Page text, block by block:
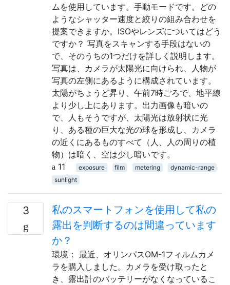
ムを使用しています。手動モードです。どの
ようなシャッター速度と絞りの組み合わせを
提案できますか。ISOやレンズについてはどう
ですか？ 写真をスキャンする手段はないの
で、そのうちの1つだけを詳しく説明します。
写真は、カメラが太陽光に向けられ、人物が
写真の左側にあるように構成されています。
太陽がちょうど昇り、午前7時ごろで、地平線
より少し上にあります。出力画像も暗いの
で、人もそうですが、太陽光は放射状に光
り、ある種の巨大な光の球を形成し、カメラ
の近くにあるものすべて（人、人の周りの植
物）は暗く、空は少し暗いです。
11
exposure film metering
dynamic-range
sunlight
3
私のスマートフォンを使用して私の
露出を判断するのは間違っています
か？
環境： 最近、オリンパスOM-1フィルムカメ
ラを購入しました。カメラを受け取ったと
き、露出計のバッテリーがなくなっているこ